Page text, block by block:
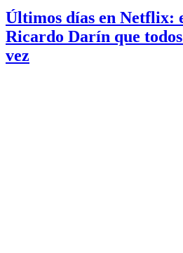
Últimos días en Netflix:
Ricardo Darín que
vez